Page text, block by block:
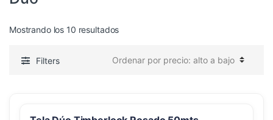
Mostrando los 10 resultadosOrdenado
precio:
Filters